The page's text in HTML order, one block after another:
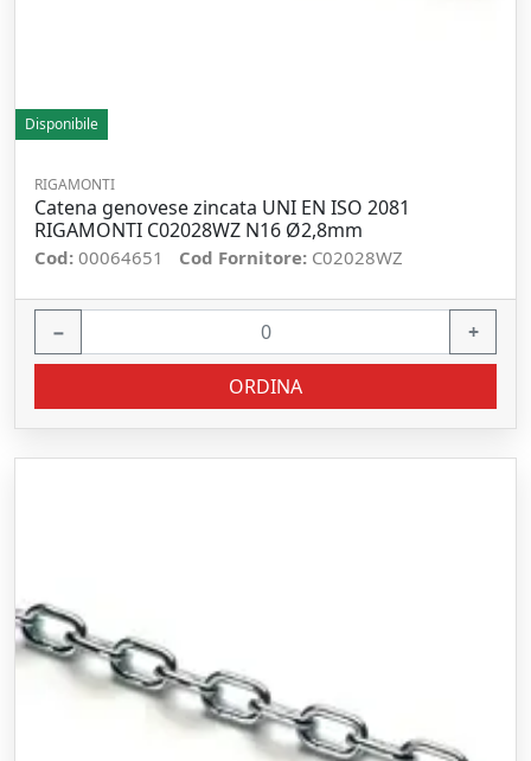
Disponibile
RIGAMONTI
Catena genovese zincata UNI EN ISO 2081
RIGAMONTI C02028WZ N16 Ø2,8mm
Cod: 00064651 Cod Fornitore: C02028WZ
− +
ORDINA